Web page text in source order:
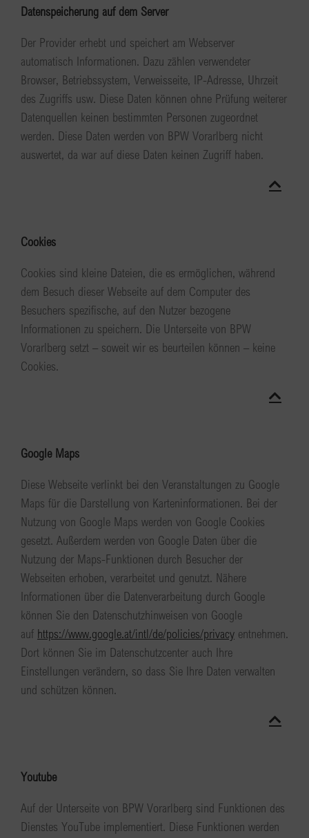
Datenspeicherung auf dem Server
Der Provider erhebt und speichert am Webserver
automatisch Informationen. Dazu zählen verwendeter
Browser, Betriebssystem, Verweisseite, IP-Adresse, Uhrzeit
des Zugriffs usw. Diese Daten können ohne Prüfung weiterer
Datenquellen keinen bestimmten Personen zugeordnet
werden. Diese Daten werden von BPW Vorarlberg nicht
auswertet, da war auf diese Daten keinen Zugriff haben.
Cookies
Cookies sind kleine Dateien, die es ermöglichen, während
dem Besuch dieser Webseite auf dem Computer des
Besuchers spezifische, auf den Nutzer bezogene
Informationen zu speichern. Die Unterseite von BPW
Vorarlberg setzt – soweit wir es beurteilen können – keine
Cookies.
Google Maps
Diese Webseite verlinkt bei den Veranstaltungen zu Google
Maps für die Darstellung von Karteninformationen. Bei der
Nutzung von Google Maps werden von Google Cookies
gesetzt. Außerdem werden von Google Daten über die
Nutzung der Maps-Funktionen durch Besucher der
Webseiten erhoben, verarbeitet und genutzt. Nähere
Informationen über die Datenverarbeitung durch Google
können Sie den Datenschutzhinweisen von Google
auf https://www.google.at/intl/de/policies/privacy entnehmen.
Dort können Sie im Datenschutzcenter auch Ihre
Einstellungen verändern, so dass Sie Ihre Daten verwalten
und schützen können.
Youtube
Auf der Unterseite von BPW Vorarlberg sind Funktionen des
Dienstes YouTube implementiert. Diese Funktionen werden